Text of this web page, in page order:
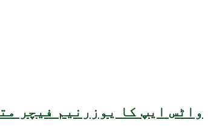
واٹس ایپ کا یوزرنیم فیچر